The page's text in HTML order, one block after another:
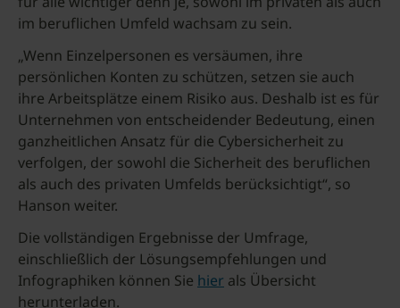
im beruflichen Umfeld wachsam zu sein.
„Wenn Einzelpersonen es versäumen, ihre
persönlichen Konten zu schützen, setzen sie auch
ihre Arbeitsplätze einem Risiko aus. Deshalb ist es für
Unternehmen von entscheidender Bedeutung, einen
ganzheitlichen Ansatz für die Cybersicherheit zu
verfolgen, der sowohl die Sicherheit des beruflichen
als auch des privaten Umfelds berücksichtigt“, so
Hanson weiter.
Die vollständigen Ergebnisse der Umfrage,
einschließlich der Lösungsempfehlungen und
Infographiken können Sie hier als Übersicht
herunterladen.